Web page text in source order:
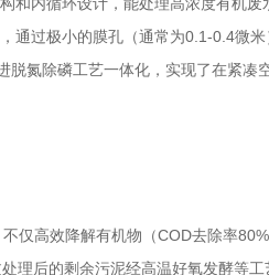
通过极小的膜孔（通常为0.1-0.4微
氮除磷工艺一体化，实现了在紧凑
仅高效降解有机物（COD去除率
理后的剩余污泥经高温好氧发酵等